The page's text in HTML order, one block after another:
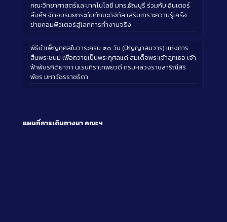
คณะวิทยาศาสตร์และเทคโนโลยี มทร.ธัญบุรี ร่วมกับ อินเตอร์
ลิ้งค์ฯ จัดอบรมยกระดับทักษะดิจิทัล เสริมเกราะความรู้เครือ
ข่ายคอมพิวเตอร์สู่โลกการทำงานจริง
พิธีบำเพ็ญกุศลในวาระครบ ๕๐ วัน (ปัญญาสมวาร) แห่งการ
สิ้นพระชนม์ เพื่อถวายเป็นพระกุศลแด่ สมเด็จพระเจ้าลูกเธอ เจ้า
ฟ้าพัชรกิติยาภา นเรนทิราเทพยวดี กรมหลวงราชสาริณีสิริ
พัชร มหาวัชรราชธิดา
แผนที่การเดินทางมา คณะฯ